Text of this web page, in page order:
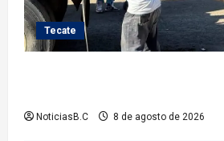
Tecate
NoticiasB.C 8 de agosto de 2026